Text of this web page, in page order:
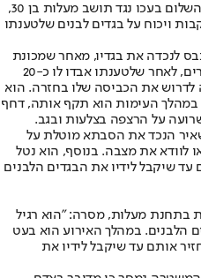
כתב אישום חמור הוגש לבית משפט השלום בעכו נגד תושב מעלות בן 30,
את סבתו בת ה-83 בעקבות ויכוח על בגדים לבנים שלטענתו
לנכדה את בגדיו, מאחר שמכונת
הכביסה שלו התקלקלה. באחד המקרים, לאחר שלטענתו אבדו לו כ-20
לדרוש את הכביסה שלו בחזרה. הוא
במהלך העימות הוא תקף אותה, דחף
על הרצפה בצלעות ובגב.
הנכד את הסבתא מוטלת על
לוודא את מצבה. בנוסף, הוא נטל
שיקבל לידיו את הבגדים הלבנים
בתחנת מעלות, מסרה: "הוא רגיל
הלבנים. במהלך האירוע הוא בעט
אותם עד שיקבל לידיו את